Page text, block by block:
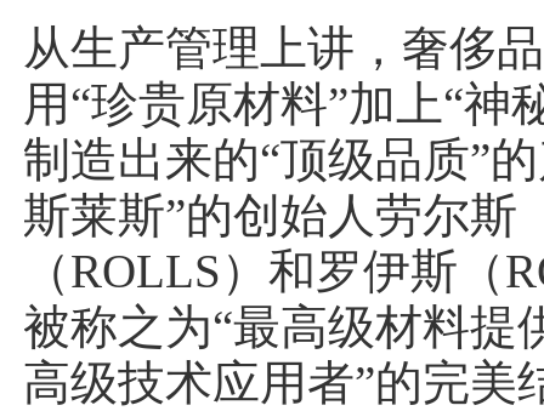
从生产管理上讲，奢侈
用“珍贵原材料”加上“神
制造出来的“顶级品质”
斯莱斯”的创始人劳尔斯
（ROLLS）和罗伊斯（
被称之为“最高级材料提
高级技术应用者”的完美